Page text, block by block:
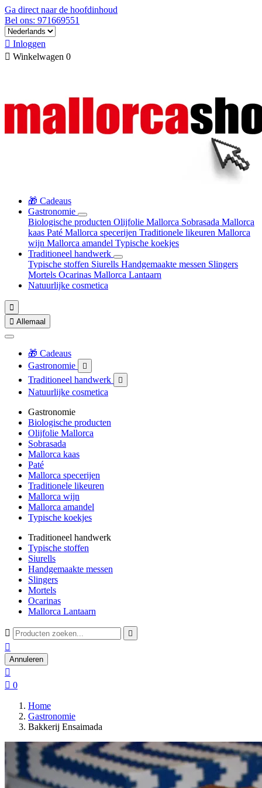
Ga direct naar de hoofdinhoud
Bel ons: 971669551
 Inloggen
 Winkelwagen 0
🎁 Cadeaus
Gastronomie
Biologische producten Olijfolie Mallorca Sobrasada Mallorca
kaas Paté Mallorca specerijen Traditionele likeuren Mallorca
wijn Mallorca amandel Typische koekjes
Traditioneel handwerk
Typische stoffen Siurells Handgemaakte messen Slingers
Mortels Ocarinas Mallorca Lantaarn
Natuurlijke cosmetica

 Allemaal
🎁 Cadeaus
Gastronomie

Traditioneel handwerk 
Natuurlijke cosmetica
Gastronomie
Biologische producten
Olijfolie Mallorca
Sobrasada
Mallorca kaas
Paté
Mallorca specerijen
Traditionele likeuren
Mallorca wijn
Mallorca amandel
Typische koekjes
Traditioneel handwerk
Typische stoffen
Siurells
Handgemaakte messen
Slingers
Mortels
Ocarinas
Mallorca Lantaarn
 

Annuleren

 0
Home
Gastronomie
Bakkerij Ensaimada